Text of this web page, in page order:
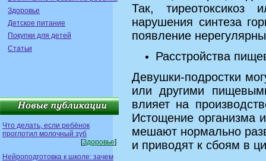
Здоровье
Детское питание
Покупки для детей
Статьи
Что делать, если ребёнок
проглотил молочный зуб
[Здоровье]
Нейроподготовка к школе: зачем
Так, тиреотоксикоз
нарушения синтеза
появление
Расстройства
Девушки-подростки
или другими
влияет на
Истощение организма
мешают нормально
и приводят к сбоям в